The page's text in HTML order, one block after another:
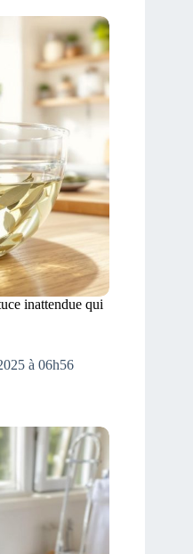
inattendue qui
à 06h56